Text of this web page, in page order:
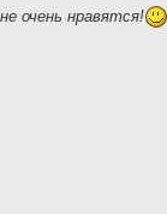
очень нравятся!